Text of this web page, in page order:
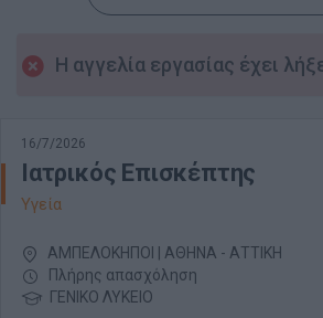
Η αγγελία εργασίας έχει
16/7/2026
Ιατρικός Επισκέπτης
Υγεία
ΑΜΠΕΛΟΚΗΠΟΙ | ΑΘΗΝΑ - ΑΤΤΙΚΗ
Πλήρης απασχόληση
ΓΕΝΙΚΟ ΛΥΚΕΙΟ